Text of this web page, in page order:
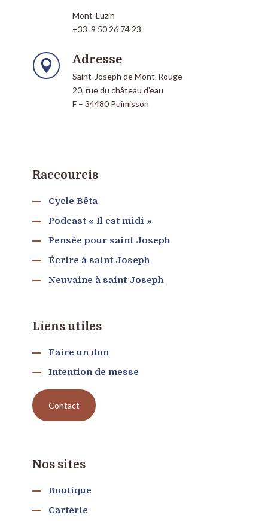
Mont-Luzin
+33 .9 50 26 74 23
 Adresse
Saint-Joseph de Mont-Rouge
20, rue du château d’eau
F – 34480 Puimisson
Raccourcis
Cycle Bêta
Podcast « Il est midi »
Pensée pour saint Joseph
Écrire à saint Joseph
Neuvaine à saint Joseph
Liens utiles
Faire un don
Intention de messe
Contact
Nos sites
Boutique
Carterie